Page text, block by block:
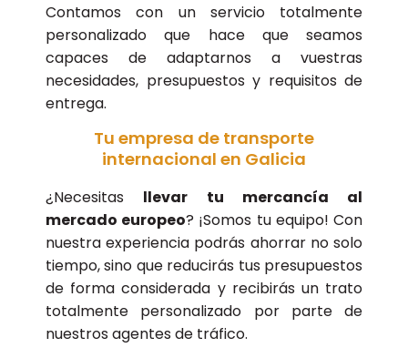
Contamos con un servicio totalmente
personalizado que hace que seamos
capaces de adaptarnos a vuestras
necesidades, presupuestos y requisitos de
entrega.
Tu empresa de transporte
internacional en Galicia
¿Necesitas llevar tu mercancía al
mercado europeo? ¡Somos tu equipo! Con
nuestra experiencia podrás ahorrar no solo
tiempo, sino que reducirás tus presupuestos
de forma considerada y recibirás un trato
totalmente personalizado por parte de
nuestros agentes de tráfico.